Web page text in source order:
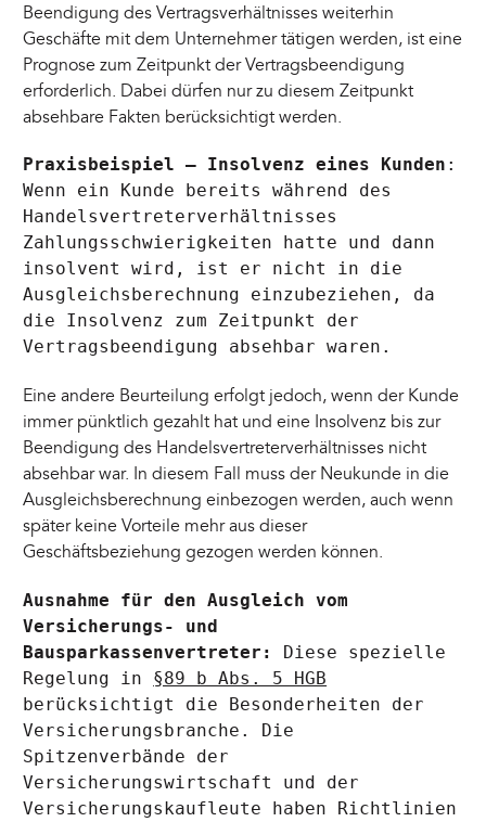
Beendigung des Vertragsverhältnisses weiterhin
Geschäfte mit dem Unternehmer tätigen werden, ist eine
Prognose zum Zeitpunkt der Vertragsbeendigung
erforderlich. Dabei dürfen nur zu diesem Zeitpunkt
absehbare Fakten berücksichtigt werden.
Praxisbeispiel – Insolvenz eines Kunden :
Wenn ein Kunde bereits während des
Handelsvertreterverhältnisses
Zahlungsschwierigkeiten hatte und dann
insolvent wird, ist er nicht in die
Ausgleichsberechnung einzubeziehen, da
die Insolvenz zum Zeitpunkt der
Vertragsbeendigung absehbar waren.
Eine andere Beurteilung erfolgt jedoch, wenn der Kunde
immer pünktlich gezahlt hat und eine Insolvenz bis zur
Beendigung des Handelsvertreterverhältnisses nicht
absehbar war. In diesem Fall muss der Neukunde in die
Ausgleichsberechnung einbezogen werden, auch wenn
später keine Vorteile mehr aus dieser
Geschäftsbeziehung gezogen werden können.
Ausnahme für den Ausgleich vom
Versicherungs- und
Bausparkassenvertreter:
Diese spezielle
Regelung in §89 b Abs. 5 HGB
berücksichtigt die Besonderheiten der
Versicherungsbranche. Die
Spitzenverbände der
Versicherungswirtschaft und der
Versicherungskaufleute haben Richtlinien